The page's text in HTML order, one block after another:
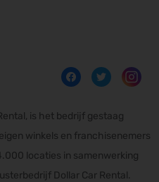
is het bedrijf gestaag
winkels en franchisenemers
locaties in samenwerking
Dollar Car Rental.